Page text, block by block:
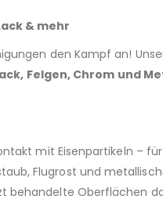
& mehr
den Kampf an!
Felgen, Chrom und
mit Eisenpartikeln –
Flugrost und
behandelte Oberflächen